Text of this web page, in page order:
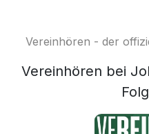
Vereinhören - der
Vereinhören bei